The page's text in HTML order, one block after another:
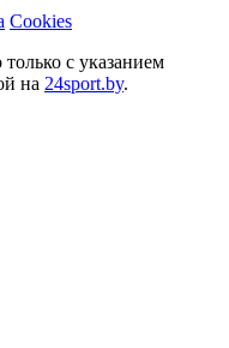
Cookies
с указанием
на 24sport.by.